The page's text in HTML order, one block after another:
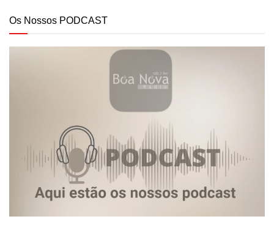
Os Nossos PODCAST